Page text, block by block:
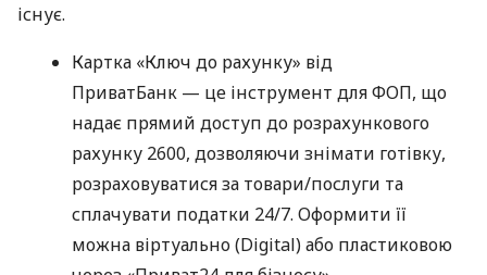
існує.
Картка «Ключ до рахунку» від
ПриватБанк — це інструмент для ФОП, що
надає прямий доступ до розрахункового
рахунку 2600, дозволяючи знімати готівку,
розраховуватися за товари/послуги та
сплачувати податки 24/7. Оформити її
можна віртуально (Digital) або пластиковою